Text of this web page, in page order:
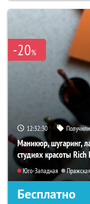
-20%
12:32:29
Маникюр, шугаринг,
студиях красоты Rich
Юго-Западная Пражская
Бесплатно